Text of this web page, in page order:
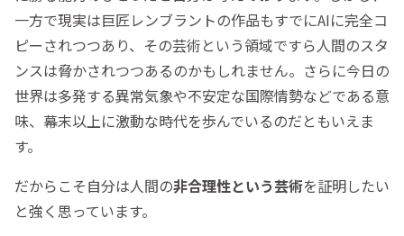
一方で現実は巨匠レンブラントの作品もすでにAIに完全コ
ピーされつつあり、その芸術という領域ですら人間のスタ
ンスは脅かされつつあるのかもしれません。さらに今日の
世界は多発する異常気象や不安定な国際情勢などである意
味、幕末以上に激動な時代を歩んでいるのだともいえま
す。
だからこそ自分は人間の非合理性という芸術を証明したい
と強く思っています。